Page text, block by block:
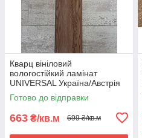
Кварц вініловий
вологостійкий ламінат
UNIVERSAL Україна/Австрія
405/5 - 42 клас
Готово до відправки
663 ₴/кв.м 699 ₴/кв.м